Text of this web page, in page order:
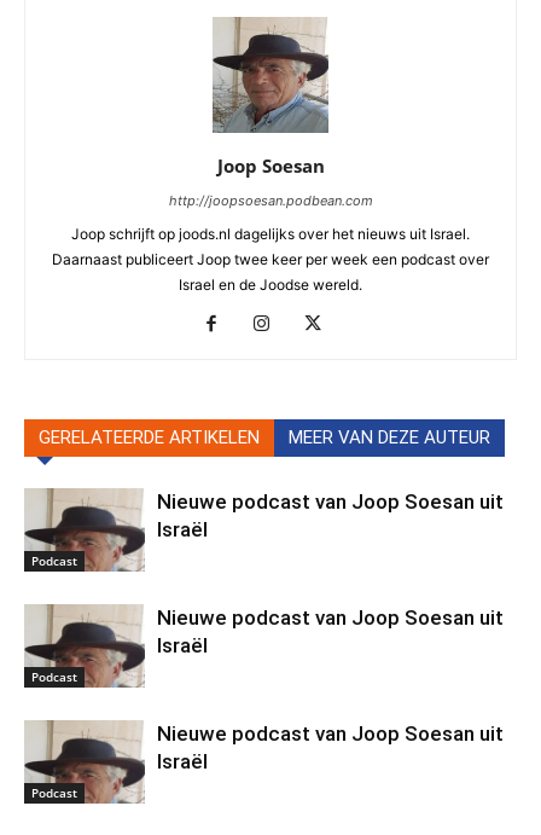
Joop Soesan
http://joopsoesan.podbean.com
Joop schrijft op joods.nl dagelijks over het nieuws uit Israel.
Daarnaast publiceert Joop twee keer per week een podcast over
Israel en de Joodse wereld.
GERELATEERDE ARTIKELEN MEER VAN DEZE AUTEUR
Podcast
Nieuwe podcast van Joop Soesan uit
Israël
Podcast
Nieuwe podcast van Joop Soesan uit
Israël
Podcast
Nieuwe podcast van Joop Soesan uit
Israël